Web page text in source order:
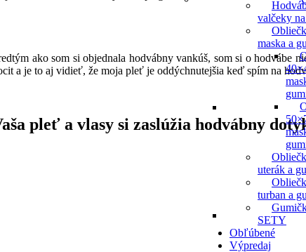
valčeky
maska a
uterák a
turban a
SETY
Obľúbené
Výpredaj
ako som si objednala hodvábny vankúš, som si o hodvábe
a je to aj vidieť, že moja pleť je oddýchnutejšia keď spím na
pleť a vlasy si zaslúžia hodvábny